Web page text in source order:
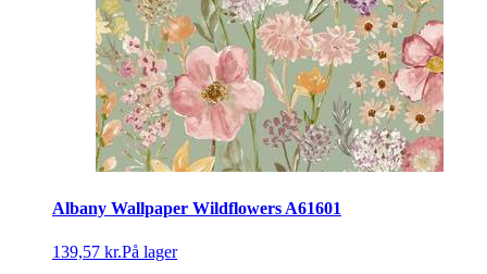
Albany Wallpaper Wildflowers A61601
139,57 kr.På lager